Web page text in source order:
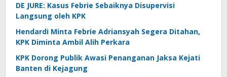
DE JURE: Kasus Febrie Sebaiknya Disupervisi
Langsung oleh KPK
Hendardi Minta Febrie Adriansyah Segera Ditahan,
KPK Diminta Ambil Alih Perkara
KPK Dorong Publik Awasi Penanganan Jaksa Kejati
Banten di Kejagung